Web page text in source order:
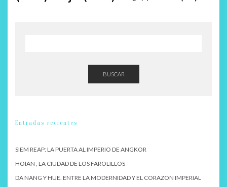
BUSCAR
Entradas recientes
SIEM REAP: LA PUERTA AL IMPERIO DE ANGKOR
HOIAN , LA CIUDAD DE LOS FAROLILLOS
DA NANG Y HUE. ENTRE LA MODERNIDAD Y EL CORAZON IMPERIAL